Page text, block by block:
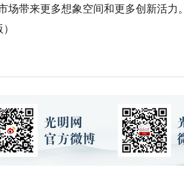
带来更多想象空间和更多创新活力。